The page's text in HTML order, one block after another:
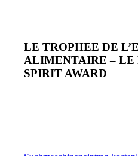
LE TROPHEE DE
ALIMENTAIRE – LE
SPIRIT AWARD